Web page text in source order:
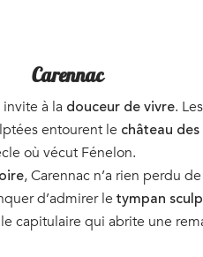
Carennac
invite à la douceur de vivre. Les
entourent le château des
où vécut Fénelon.
, Carennac n’a rien perdu
d’admirer le tympan
capitulaire qui abrite une